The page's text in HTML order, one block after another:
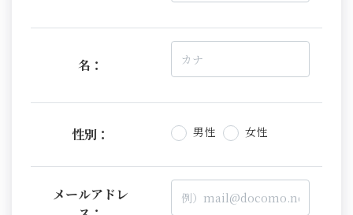
名：
性別： 男性 女性
メールアドレ